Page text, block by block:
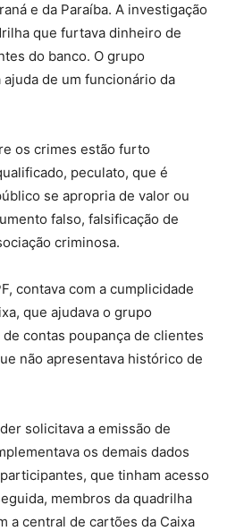
e da Paraíba. A investigação
que furtava dinheiro de
do banco. O grupo
de um funcionário da
os crimes estão furto
peculato, que é
se apropria de valor ou
falso, falsificação de
criminosa.
contava com a cumplicidade
que ajudava o grupo
contas poupança de clientes
não apresentava histórico de
solicitava a emissão de
os demais dados
que tinham acesso
membros da quadrilha
a central de cartões da Caixa